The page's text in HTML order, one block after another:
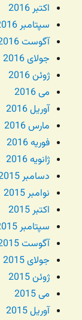
اکتبر 2016
سپتامبر 2016
آگوست 2016
جولای 2016
ژوئن 2016
می 2016
آوریل 2016
مارس 2016
فوریه 2016
ژانویه 2016
دسامبر 2015
نوامبر 2015
اکتبر 2015
سپتامبر 2015
آگوست 2015
جولای 2015
ژوئن 2015
می 2015
آوریل 2015